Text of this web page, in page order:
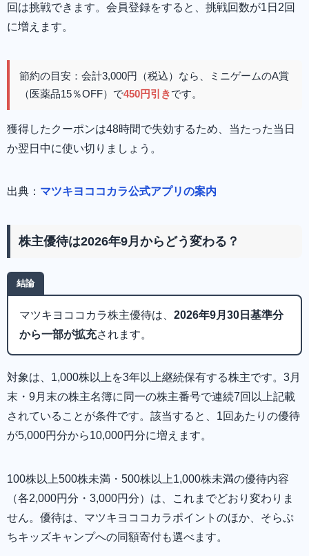
回は挑戦できます。会員登録をすると、挑戦回数が1日2回
に増えます。
節約の目安：会計3,000円（税込）なら、ミニゲームのA賞
（医薬品15％OFF）で450円引きです。
獲得したクーポンは48時間で失効するため、当たった当日
か翌日中に使い切りましょう。
出典： マツキヨココカラ公式アプリの案内
株主優待は2026年9月からどう変わる？
結論
マツキヨココカラ株主優待は、 2026年9月30日基準分
から一部が拡充されます。
対象は、1,000株以上を3年以上継続保有する株主です。3月
末・9月末の株主名簿に同一の株主番号で連続7回以上記載
されていることが条件です。該当すると、1回あたりの優待
が5,000円分から10,000円分に増えます。
100株以上500株未満・500株以上1,000株未満の優待内容
（各2,000円分・3,000円分）は、これまでどおり変わりま
せん。優待は、マツキヨココカラポイントのほか、そらぷ
ちキッズキャンプへの同額寄付も選べます。